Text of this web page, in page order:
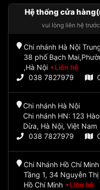
Hệ thống cửa
vui lòng liên hệ
Chi nhánh Hà Nội
38 phố Bạch
,Hà Nội
Liên hệ
038 7827979
Chi nhánh Hà Nội
Chi nhánh HN: 123
Dừa, Hà Nội, Việt Nam
038 7827979
Chi Nhánh Hồ Chí Minh
Tầng 1, 34 Nguyễn
Hồ Chí Minh
Liên hệ